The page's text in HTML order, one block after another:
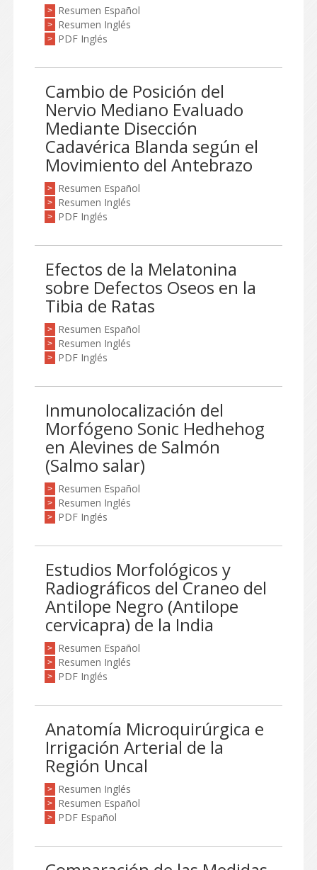
> Resumen Español
> Resumen Inglés
> PDF Inglés
Cambio de Posición del
Nervio Mediano Evaluado
Mediante Disección
Cadavérica Blanda según el
Movimiento del Antebrazo
> Resumen Español
> Resumen Inglés
> PDF Inglés
Efectos de la Melatonina
sobre Defectos Oseos en la
Tibia de Ratas
> Resumen Español
> Resumen Inglés
> PDF Inglés
Inmunolocalización del
Morfógeno Sonic Hedhehog
en Alevines de Salmón
(Salmo salar)
> Resumen Español
> Resumen Inglés
> PDF Inglés
Estudios Morfológicos y
Radiográficos del Craneo del
Antilope Negro (Antilope
cervicapra) de la India
> Resumen Español
> Resumen Inglés
> PDF Inglés
Anatomía Microquirúrgica e
Irrigación Arterial de la
Región Uncal
> Resumen Inglés
> Resumen Español
> PDF Español